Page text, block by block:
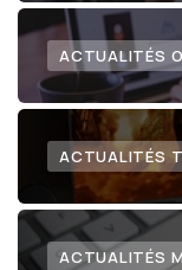
ACTUALITÉS
ACTUALITÉS
ACTUALITÉS